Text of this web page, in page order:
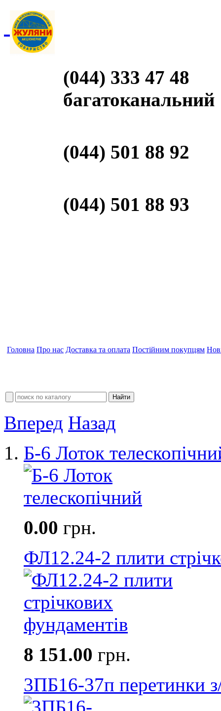
(044) 333 47 48
багатоканальний
(044) 501 88 92
(044) 501 88 93
Головна Про нас Доставка та оплата Постійним покупцям
Вперед Назад
Б-6 Лоток
0.00 грн.
ФЛ12.24-2 плити
8 151.00 грн.
3ПБ16-37п перетинки